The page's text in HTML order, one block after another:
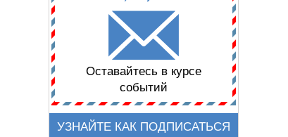
Оставайтесь в курсе
событий
УЗНАЙТЕ КАК ПОДПИСАТЬСЯ